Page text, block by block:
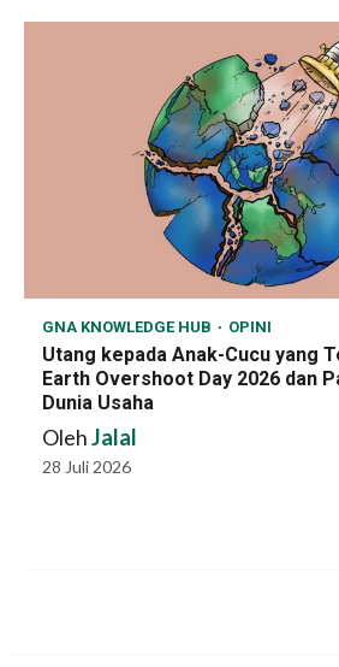
GNA KNOWLEDGE HUB OPINI
Utang kepada Anak-Cucu yang
Earth Overshoot Day 2026 dan
Dunia Usaha
OlehJalal
28 Juli 2026